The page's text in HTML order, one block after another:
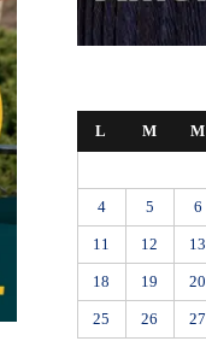
L M M
4 5 6
11 12 13
18 19 20
25 26 27